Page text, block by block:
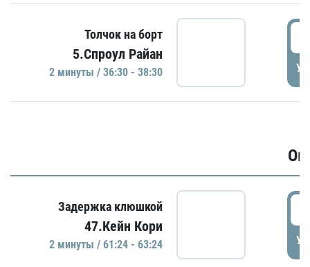
Толчок на борт
5.Спроул Райан
2 минуты / 36:30 - 38:30
Задержка клюшкой
47.Кейн Кори
2 минуты / 61:24 - 63:24